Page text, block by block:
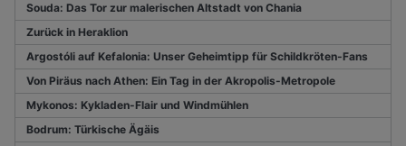
Souda: Das Tor zur malerischen Altstadt von Chania
Zurück in Heraklion
Argostóli auf Kefalonia: Unser Geheimtipp für Schildkröten-Fans
Von Piräus nach Athen: Ein Tag in der Akropolis-Metropole
Mykonos: Kykladen-Flair und Windmühlen
Bodrum: Türkische Ägäis